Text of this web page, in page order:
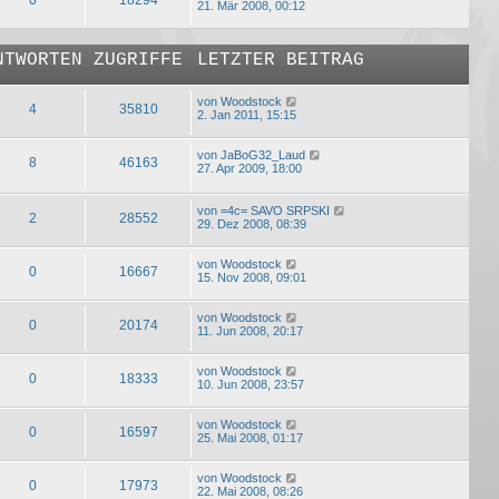
21. Mär 2008, 00:12
ZUGRIFFE LETZTER BEITRAG
4 35810 von Woodstock
2. Jan 2011, 15:15
8 46163 von JaBoG32_Laud
27. Apr 2009, 18:00
2 28552 von =4c= SAVO SRPSKI
29. Dez 2008, 08:39
0 16667 von Woodstock
15. Nov 2008, 09:01
0 20174 von Woodstock
11. Jun 2008, 20:17
0 18333 von Woodstock
10. Jun 2008, 23:57
0 16597 von Woodstock
25. Mai 2008, 01:17
0 17973 von Woodstock
22. Mai 2008, 08:26